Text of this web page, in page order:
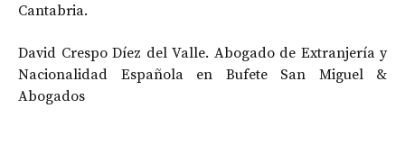
Cantabria.
David Crespo Díez del Valle. Abogado de Extranjería y
Nacionalidad Española en Bufete San Miguel &
Abogados